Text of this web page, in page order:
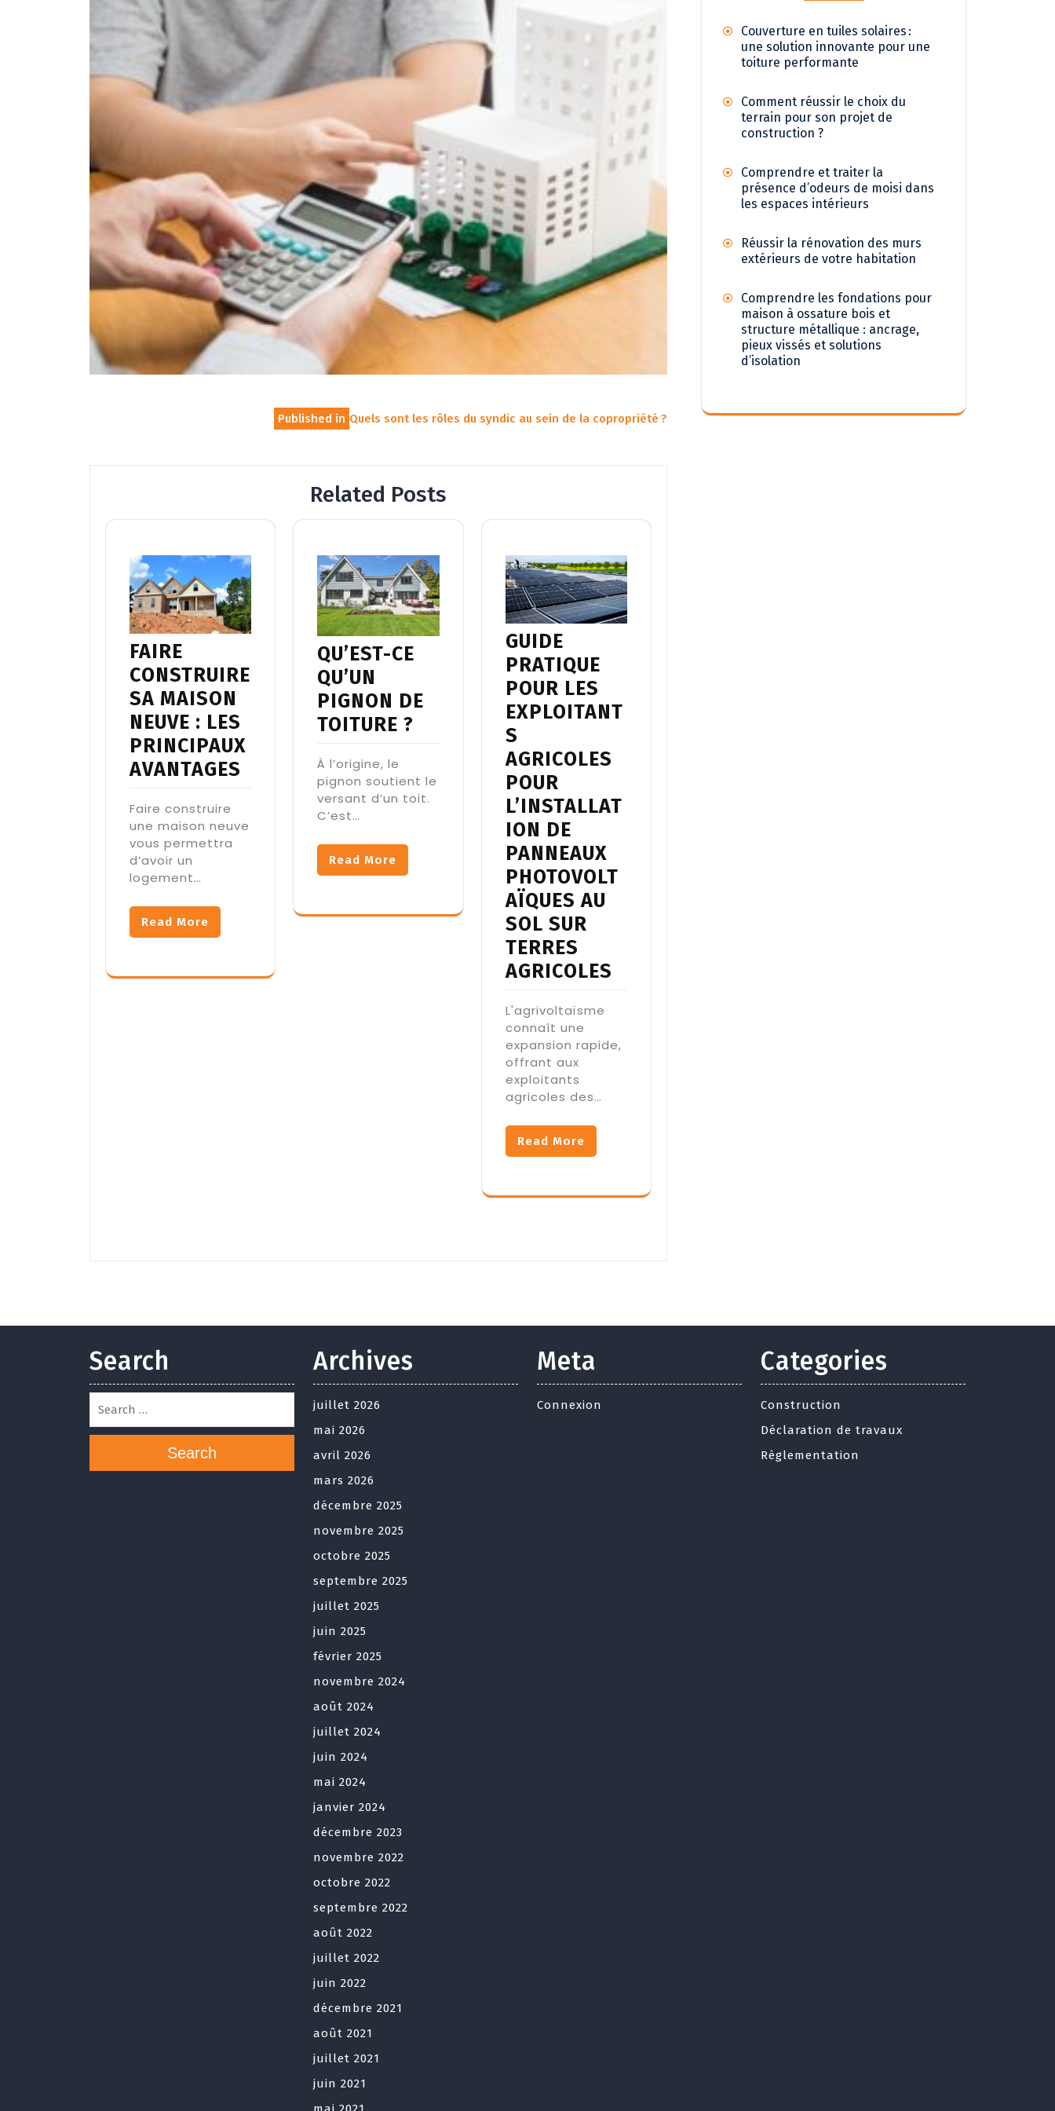
Published in Quels sont les rôles du syndic au sein de la copropriété ?
Related Posts
FAIRE
CONSTRUIRE
SA MAISON
NEUVE : LES
PRINCIPAUX
AVANTAGES
Faire construire
une maison neuve
vous permettra
d’avoir un
logement…
Read More
QU’EST-CE
QU’UN
PIGNON DE
TOITURE ?
À l’origine, le
pignon soutient le
versant d’un toit.
C’est…
Read More
GUIDE
PRATIQUE
POUR LES
EXPLOITANT
S
AGRICOLES
POUR
L’INSTALLAT
ION DE
PANNEAUX
PHOTOVOLT
AÏQUES AU
SOL SUR
TERRES
AGRICOLES
L'agrivoltaïsme
connaît une
expansion rapide,
offrant aux
exploitants
agricoles des…
Read More
Couverture en tuiles solaires :
une solution innovante pour une
toiture performante
Comment réussir le choix du
terrain pour son projet de
construction ?
Comprendre et traiter la
présence d’odeurs de moisi dans
les espaces intérieurs
Réussir la rénovation des murs
extérieurs de votre habitation
Comprendre les fondations pour
maison à ossature bois et
structure métallique : ancrage,
pieux vissés et solutions
d’isolation
Search
Search
Archives
juillet 2026
mai 2026
avril 2026
mars 2026
décembre 2025
novembre 2025
octobre 2025
septembre 2025
juillet 2025
juin 2025
février 2025
novembre 2024
août 2024
juillet 2024
juin 2024
mai 2024
janvier 2024
décembre 2023
novembre 2022
octobre 2022
septembre 2022
août 2022
juillet 2022
juin 2022
décembre 2021
août 2021
juillet 2021
juin 2021
Meta
Connexion
Categories
Construction
Déclaration de travaux
Règlementation